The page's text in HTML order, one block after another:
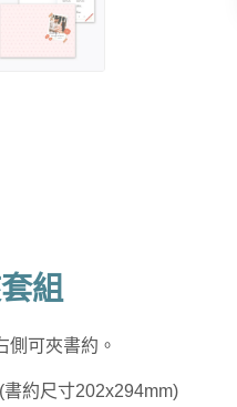
組
側可夾書約。
約尺寸202x294mm)